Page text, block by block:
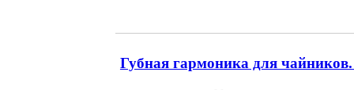
Губная гармоника для